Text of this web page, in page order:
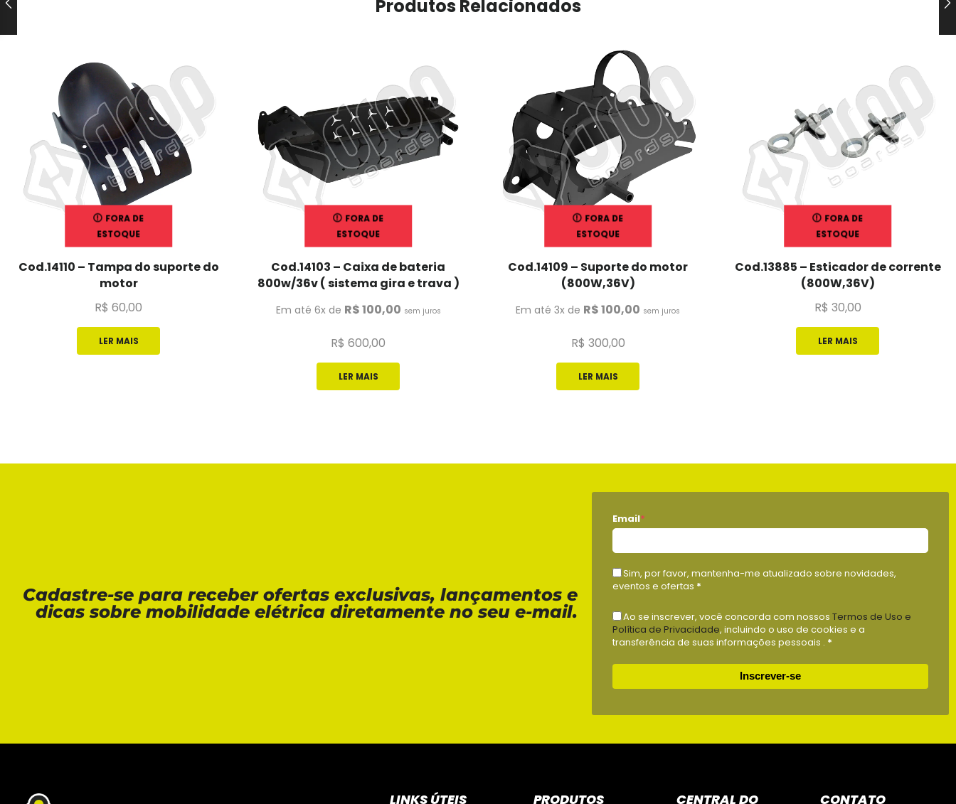
Produtos Relacionados
FORA DE
ESTOQUE
Cod.14110 – Tampa do suporte do
motor
R$ 60,00
LER MAIS
FORA DE
ESTOQUE
Cod.14103 – Caixa de bateria
800w/36v ( sistema gira e trava )
Em até 6x de R$100,00 sem juros
R$ 600,00
LER MAIS
FORA DE
ESTOQUE
Cod.14109 – Suporte do motor
(800W,36V)
Em até 3x de R$100,00 sem juros
R$ 300,00
LER MAIS
FORA DE
ESTOQUE
Cod.13885 – Esticador de corrente
(800W,36V)
R$ 30,00
LER MAIS
Cadastre-se para receber ofertas exclusivas, lançamentos e
dicas sobre mobilidade elétrica diretamente no seu e-mail.
Email*
Sim, por favor, mantenha-me atualizado sobre novidades,
eventos e ofertas *
Ao se inscrever, você concorda com nossosTermos de Uso e
Política de Privacidade, incluindo o uso de cookies e a
transferência de suas informações pessoais . *
Inscrever-se
LINKS ÚTEIS PRODUTOS CENTRAL DO CONTATO